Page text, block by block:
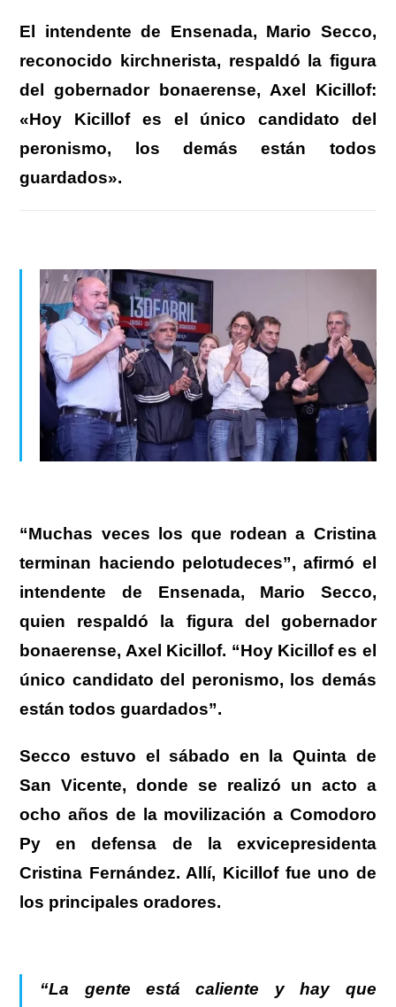
s
A
p
p
gr
a
m
c
e
b
o
o
k
e
n
g
er
e
sk
y
ail
t
p
ar
tir
El intendente de Ensenada, Mario Secco,
reconocido kirchnerista, respaldó la figura
del gobernador bonaerense, Axel Kicillof:
«Hoy Kicillof es el único candidato del
peronismo, los demás están todos
guardados».
“Muchas veces los que rodean a Cristina
terminan haciendo pelotudeces”, afirmó el
intendente de Ensenada, Mario Secco,
quien respaldó la figura del gobernador
bonaerense, Axel Kicillof. “Hoy Kicillof es el
único candidato del peronismo, los demás
están todos guardados”.
Secco estuvo el sábado en la Quinta de
San Vicente, donde se realizó un acto a
ocho años de la movilización a Comodoro
Py en defensa de la exvicepresidenta
Cristina Fernández. Allí, Kicillof fue uno de
los principales oradores.
“La gente está caliente y hay que